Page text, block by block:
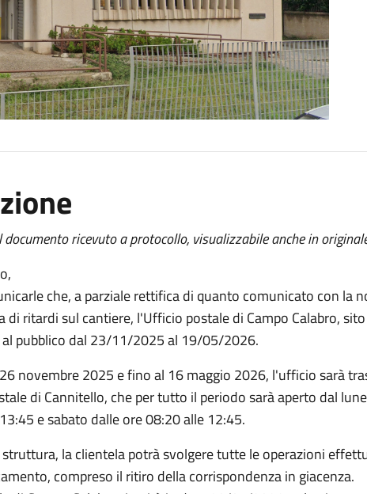
documento ricevuto a protocollo, visualizzabile anche in
che, a parziale rettifica di quanto comunicato con la
di ritardi sul cantiere, l'Ufficio postale di Campo Calabro,
al pubblico dal 23/11/2025 al 19/05/2026.
novembre 2025 e fino al 16 maggio 2026, l'ufficio sarà
di Cannitello, che per tutto il periodo sarà aperto dal
e sabato dalle ore 08:20 alle 12:45.
la clientela potrà svolgere tutte le operazioni
compreso il ritiro della corrispondenza in giacenza.